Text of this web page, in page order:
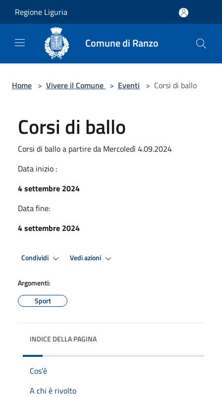
Regione Liguria
Comune di Ranzo
Home > Vivere il Comune > Eventi > Corsi di ballo
Corsi di ballo
Corsi di ballo a partire da Mercoledì 4.09.2024
Data inizio :
4 settembre 2024
Data fine:
4 settembre 2024
Condividi Vedi azioni
Argomenti:
Sport
INDICE DELLA PAGINA
Cos'è
A chi è rivolto